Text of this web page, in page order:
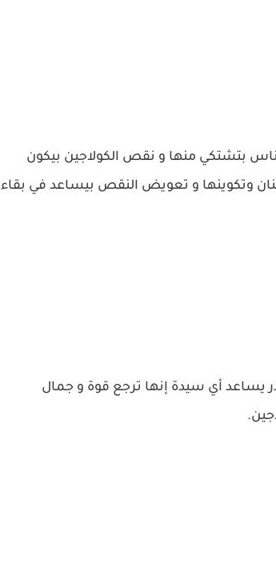
بتشتكي منها و نقص الكولاجين بيكون
وتكوينها و تعويض النقص بيساعد في بقاء
يساعد أي سيدة إنها ترجع قوة و جمال